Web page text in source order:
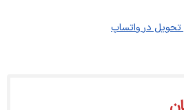
در واتساپ